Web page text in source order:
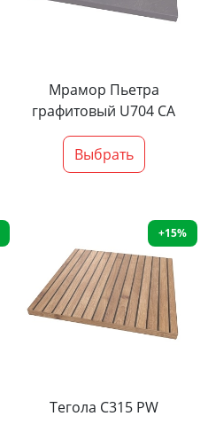
Мрамор Пьетра
графитовый U704 CA
Выбрать
+15%
Тегола С315 PW